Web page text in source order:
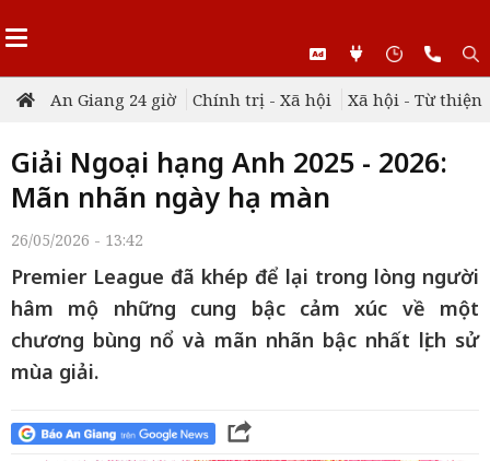
An Giang 24 giờ Chính trị - Xã hội Xã hội - Từ thiện
Giải Ngoại hạng Anh 2025 - 2026:
Mãn nhãn ngày hạ màn
26/05/2026 - 13:42
Premier League đã khép để lại trong lòng người
hâm mộ những cung bậc cảm xúc về một
chương bùng nổ và mãn nhãn bậc nhất lịch sử
mùa giải.